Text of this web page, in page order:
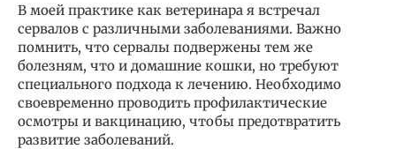
В моей практике как ветеринара я встречал
сервалов с различными заболеваниями. Важно
помнить, что сервалы подвержены тем же
болезням, что и домашние кошки, но требуют
специального подхода к лечению. Необходимо
своевременно проводить профилактические
осмотры и вакцинацию, чтобы предотвратить
развитие заболеваний.